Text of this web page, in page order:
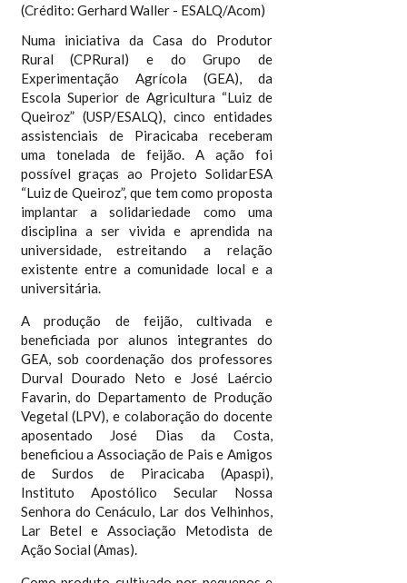
(Crédito: Gerhard Waller - ESALQ/Acom)
Numa iniciativa da Casa do Produtor
Rural (CPRural) e do Grupo de
Experimentação Agrícola (GEA), da
Escola Superior de Agricultura “Luiz de
Queiroz” (USP/ESALQ), cinco entidades
assistenciais de Piracicaba receberam
uma tonelada de feijão. A ação foi
possível graças ao Projeto SolidarESA
“Luiz de Queiroz”, que tem como proposta
implantar a solidariedade como uma
disciplina a ser vivida e aprendida na
universidade, estreitando a relação
existente entre a comunidade local e a
universitária.
A produção de feijão, cultivada e
beneficiada por alunos integrantes do
GEA, sob coordenação dos professores
Durval Dourado Neto e José Laércio
Favarin, do Departamento de Produção
Vegetal (LPV), e colaboração do docente
aposentado José Dias da Costa,
beneficiou a Associação de Pais e Amigos
de Surdos de Piracicaba (Apaspi),
Instituto Apostólico Secular Nossa
Senhora do Cenáculo, Lar dos Velhinhos,
Lar Betel e Associação Metodista de
Ação Social (Amas).